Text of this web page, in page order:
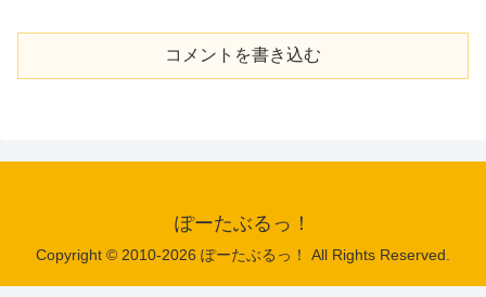
コメントを書き込む
ぽーたぶるっ！
Copyright © 2010-2026 ぽーたぶるっ！ All Rights Reserved.